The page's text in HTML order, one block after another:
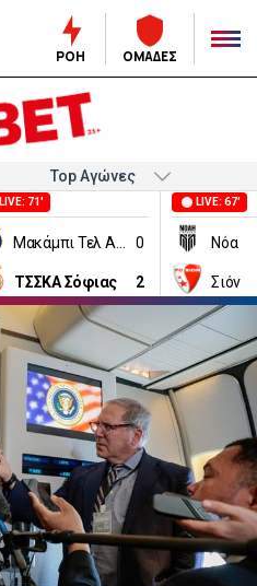
ΡΟΗ ΟΜΑΔΕΣ
LIVE: 71'
0
ΤΣΣΚΑ Σόφιας 2
LIVE: 67'
Νόα
Σιόν